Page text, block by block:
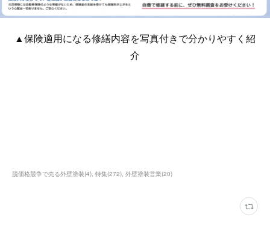
▲保険適用になる修繕内容を写真付きで分かりやすく紹
介
脱価格競争で売る外壁塗装(4) 特集(272) 外壁塗装営業(20)